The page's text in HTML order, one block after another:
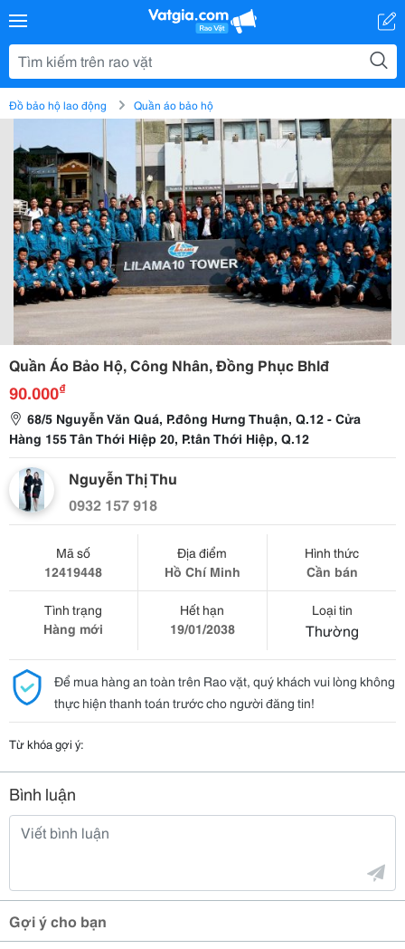
Đồ bảo hộ lao động Quần áo bảo hộ
Quần Áo Bảo Hộ, Công Nhân, Đồng Phục Bhlđ
90.000₫
68/5 Nguyễn Văn Quá, P.đông Hưng Thuận, Q.12 - Cửa
Hàng 155 Tân Thới Hiệp 20, P.tân Thới Hiệp, Q.12
Nguyễn Thị Thu
0932 157 918
Mã số
12419448
Địa điểm
Hồ Chí Minh
Hình thức
Cần bán
Tình trạng
Hàng mới
Hết hạn
19/01/2038
Loại tin
Thường
Để mua hàng an toàn trên Rao vặt, quý khách vui lòng không
thực hiện thanh toán trước cho người đăng tin!
Từ khóa gợi ý:
Bình luận
Gợi ý cho bạn